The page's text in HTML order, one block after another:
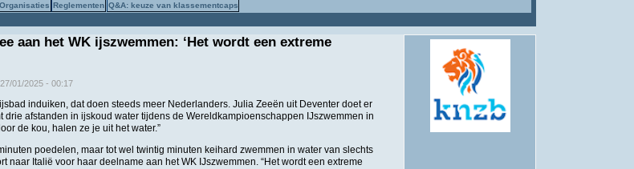
Organisaties Reglementen Q&A: keuze van klassementcaps
aan het WK ijszwemmen: ‘Het wordt een extreme
01/2025 - 00:17
induiken, dat doen steeds meer Nederlanders. Julia Zeeën uit Deventer doet er
drie afstanden in ijskoud water tijdens de Wereldkampioenschappen IJszwemmen in
de kou, halen ze je uit het water.”
poedelen, maar tot wel twintig minuten keihard zwemmen in water van slechts
naar Italië voor haar deelname aan het WK IJszwemmen. “Het wordt een extreme